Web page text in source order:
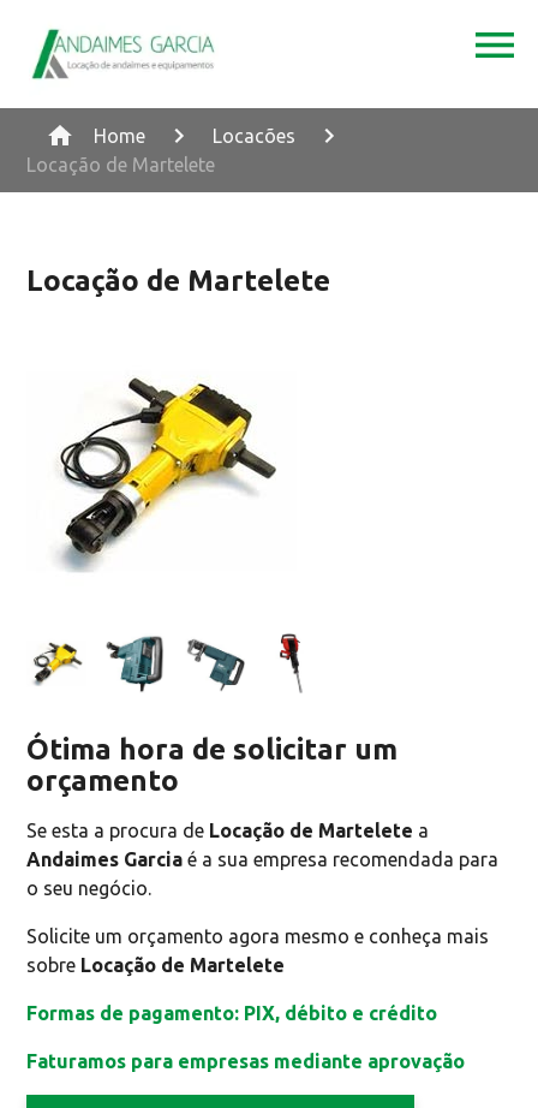
Home
Locacões
Locação de Martelete
Locação de Martelete
Ótima hora de solicitar um
orçamento
Se esta a procura de Locação de Martelete a
Andaimes Garcia é a sua empresa recomendada para
o seu negócio.
Solicite um orçamento agora mesmo e conheça mais
sobre Locação de Martelete
Formas de pagamento: PIX, débito e crédito
Faturamos para empresas mediante aprovação